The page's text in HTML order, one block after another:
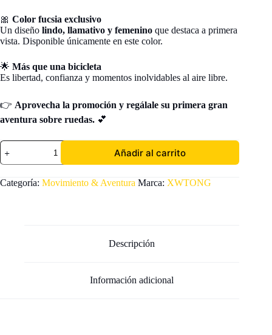
🎀 Color fucsia exclusivo
Un diseño lindo, llamativo y femenino que destaca a primera
vista. Disponible únicamente en este color.
🌟 Más que una bicicleta
Es libertad, confianza y momentos inolvidables al aire libre.
👉 Aprovecha la promoción y regálale su primera gran
aventura sobre ruedas. 💕
Bicicleta
infantil
aro
ideal
Añadir al carrito
Categoría: Movimiento & Aventura Marca: XWTONG
Descripción
Información adicional